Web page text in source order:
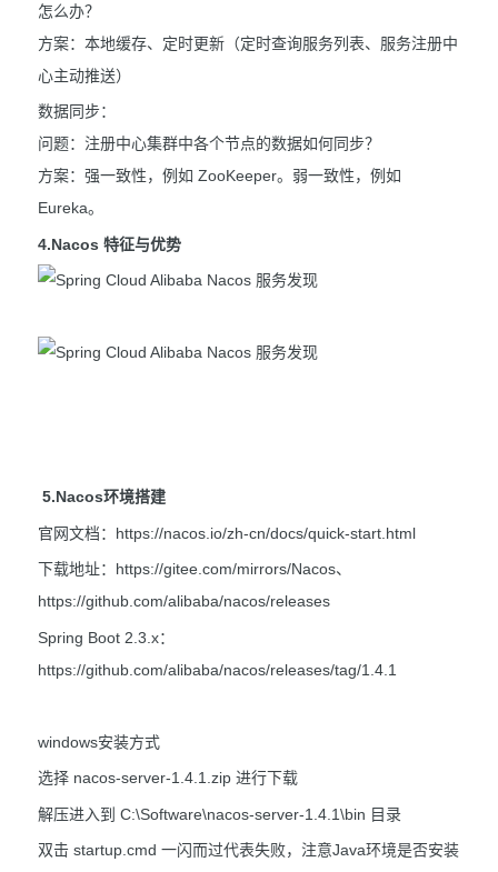
怎么办？
方案：本地缓存、定时更新（定时查询服务列表、服务注册中
心主动推送）
数据同步：
问题：注册中心集群中各个节点的数据如何同步？
方案：强一致性，例如 ZooKeeper。弱一致性，例如
Eureka。
4.Nacos 特征与优势
5.Nacos环境搭建
官网文档：https://nacos.io/zh-cn/docs/quick-start.html
下载地址：https://gitee.com/mirrors/Nacos、
https://github.com/alibaba/nacos/releases
Spring Boot 2.3.x：
https://github.com/alibaba/nacos/releases/tag/1.4.1
windows安装方式
选择 nacos-server-1.4.1.zip 进行下载
解压进入到 C:\Software\nacos-server-1.4.1\bin 目录
双击 startup.cmd 一闪而过代表失败，注意Java环境是否安装